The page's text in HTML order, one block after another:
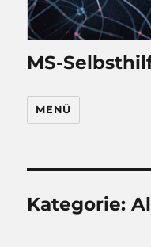
MS-
MENÜ
Kategorie: